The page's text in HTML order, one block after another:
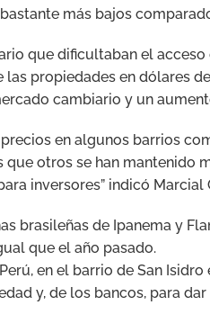
más bajos
que dificultaban el acceso
propiedades en dólares
cambiario y un
en algunos barrios
otros se han mantenido
inversores” indicó Marcial
brasileñas de Ipanema y
que el año pasado.
en el barrio de San
y, de los bancos, para